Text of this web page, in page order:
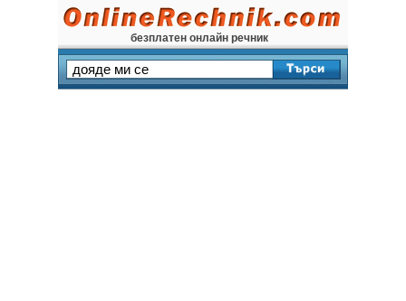
безплатен онлайн речник